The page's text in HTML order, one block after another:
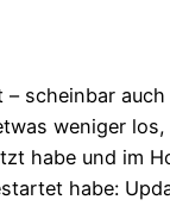
– scheinbar
weniger
habe und im
habe: